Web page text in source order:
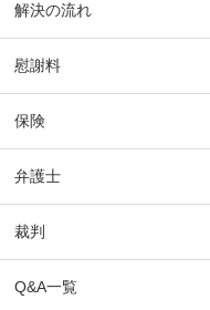
解決の流れ
慰謝料
保険
弁護士
裁判
Q&A一覧